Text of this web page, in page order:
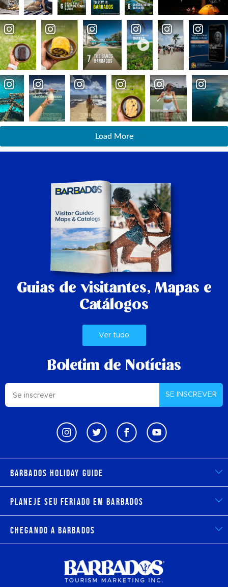
Load More
Guias de visitantes, Mapas e
Catálogos
Ver tudo
Boletim de Notícias
SE INSCREVER
Barbados Holiday Guide
Planeje seu feriado em Barbados
Chegando a Barbados